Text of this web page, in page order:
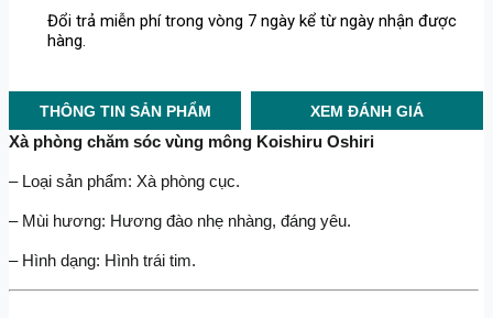
XEM ĐÁNH GIÁ
THÔNG TIN SẢN PHẨM
Đổi trả miễn phí trong vòng 7 ngày kể từ ngày nhận được
hàng.
Xà phòng chăm sóc vùng mông Koishiru Oshiri
– Loại sản phẩm: Xà phòng cục.
– Mùi hương: Hương đào nhẹ nhàng, đáng yêu.
– Hình dạng: Hình trái tim.